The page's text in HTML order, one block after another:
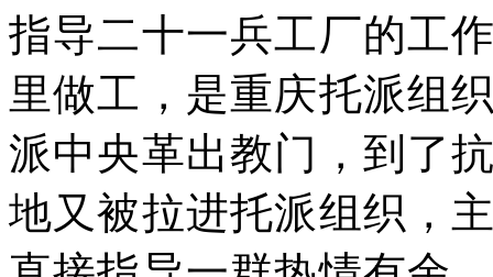
指导二十一兵工厂的工
里做工，是重庆托派组
派中央革出教门，到了
地又被拉进托派组织，